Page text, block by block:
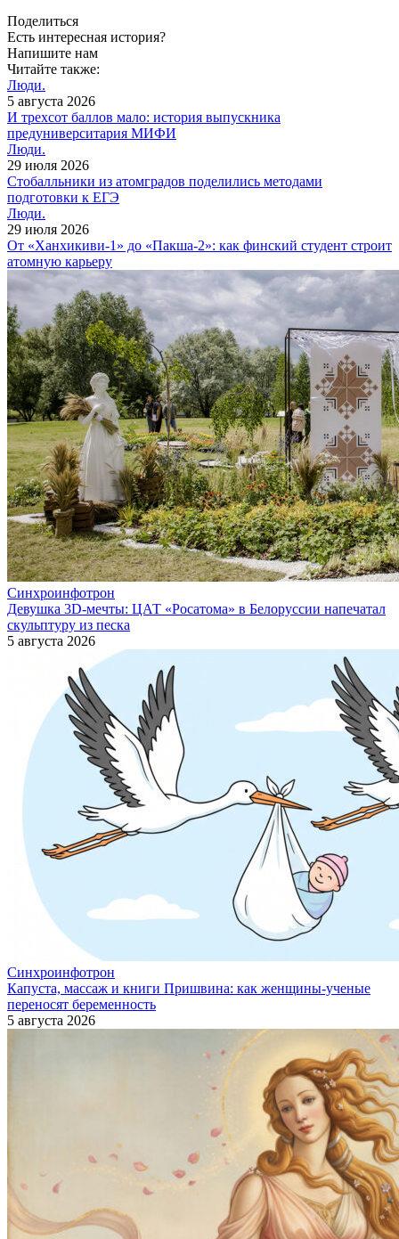
Поделиться
Есть интересная история?
Напишите нам
Читайте также:
Люди.
5 августа 2026
И трехсот баллов мало: история выпускника
предуниверситария МИФИ
Люди.
29 июля 2026
Cтобалльники из атомградов поделились методами
подготовки к ЕГЭ
Люди.
29 июля 2026
От «Ханхикиви-1» до «Пакша-2»: как финский студент строит
атомную карьеру
Синхроинфотрон
Девушка 3D-мечты: ЦАТ «Росатома» в Белоруссии напечатал
скульптуру из песка
5 августа 2026
Синхроинфотрон
Капуста, массаж и книги Пришвина: как женщины-ученые
переносят беременность
5 августа 2026